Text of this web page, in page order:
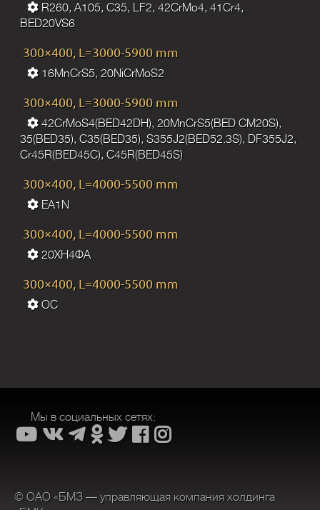
R260, A105, C35, LF2, 42CrMo4, 41Cr4,
BED20VS6
300×400, L=3000-5900 mm
16MnCrS5, 20NiCrMoS2
300×400, L=3000-5900 mm
42CrMoS4(BED42DH), 20MnCrS5(BED CM20S),
35(BED35), C35(BED35), S355J2(BED52.3S), DF355J2,
Cr45R(BED45C), C45R(BED45S)
300×400, L=4000-5500 mm
EA1N
300×400, L=4000-5500 mm
20ХН4ФА
300×400, L=4000-5500 mm
OC
Мы в социальных сетях:
© ОАО «БМЗ — управляющая компания холдинга